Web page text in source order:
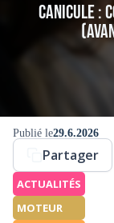
Canicule :
Publié le29.6.2026
Partager
ACTUALITÉS
MOTEUR